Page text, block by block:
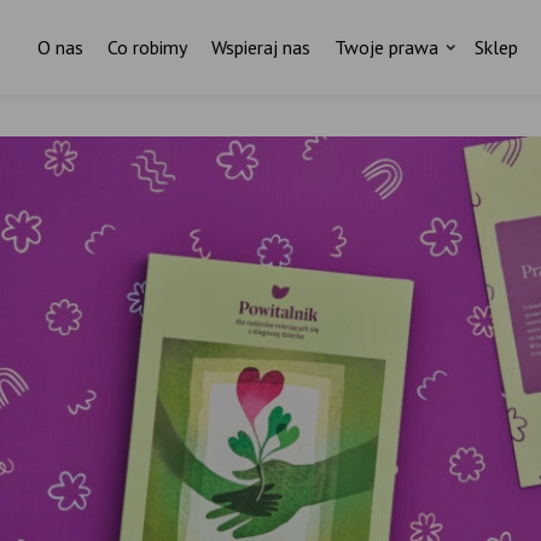
O nas Co robimy Wspieraj nas Twoje prawa Sklep
Za każdym pismem do ministra
stoi czyjaś historia.
I ktoś, kto nas wspiera.
stałym darczyńcą Fundacji Rodzić po